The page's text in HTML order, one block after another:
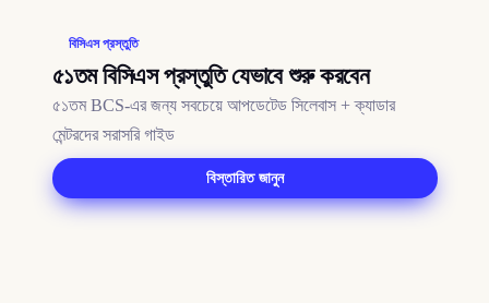
বিসিএসপ্রস্তুতি
৫১তম বিসিএস প্রস্তুতি যেভাবে শুরু করবেন
৫১তম BCS-এর জন্য সবচেয়ে আপডেটেড সিলেবাস + ক্যাডার
মেন্টরদের সরাসরি গাইড
বিস্তারিত জানুন